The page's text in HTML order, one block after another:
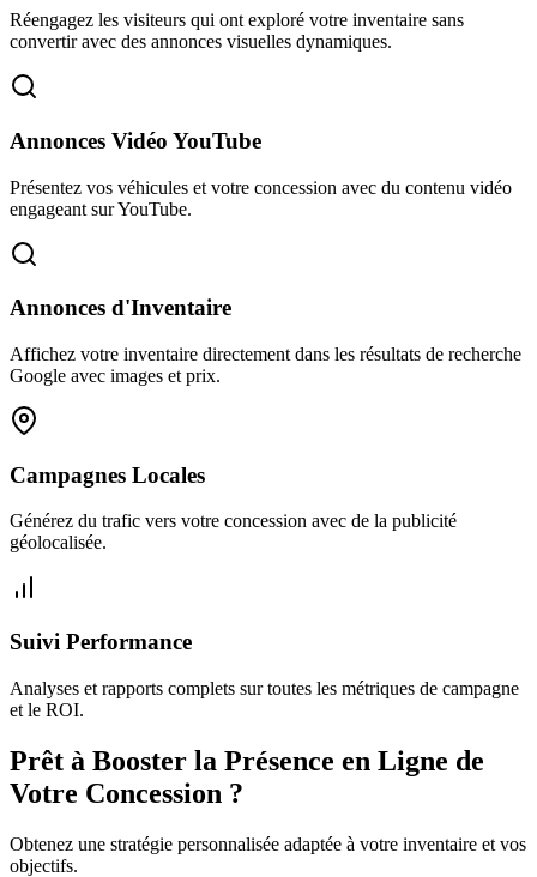
Réengagez les visiteurs qui ont exploré votre inventaire sans
convertir avec des annonces visuelles dynamiques.
Annonces Vidéo YouTube
Présentez vos véhicules et votre concession avec du contenu vidéo
engageant sur YouTube.
Annonces d'Inventaire
Affichez votre inventaire directement dans les résultats de recherche
Google avec images et prix.
Campagnes Locales
Générez du trafic vers votre concession avec de la publicité
géolocalisée.
Suivi Performance
Analyses et rapports complets sur toutes les métriques de campagne
et le ROI.
Prêt à Booster la Présence en Ligne de
Votre Concession ?
Obtenez une stratégie personnalisée adaptée à votre inventaire et vos
objectifs.